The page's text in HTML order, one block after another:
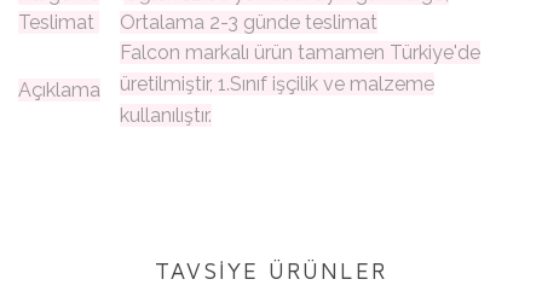
Teslimat
Ortalama 2-3 günde teslimat
Açıklama
Falcon markalı ürün tamamen Türkiye'de
üretilmiştir, 1.Sınıf işçilik ve malzeme
kullanılıştır.
TAVSİYE ÜRÜNLER